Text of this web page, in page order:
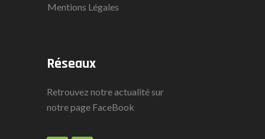
Mentions Légales
Réseaux
Retrouvez notre actualité sur
notre page FaceBook